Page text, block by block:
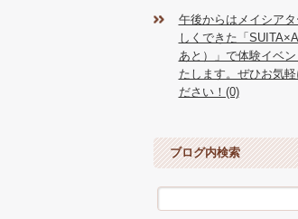
午後からはメイシア
しくできた「
あと）」で体験イベ
たします。ぜひお気軽
ださい！(0)
ブログ内検索